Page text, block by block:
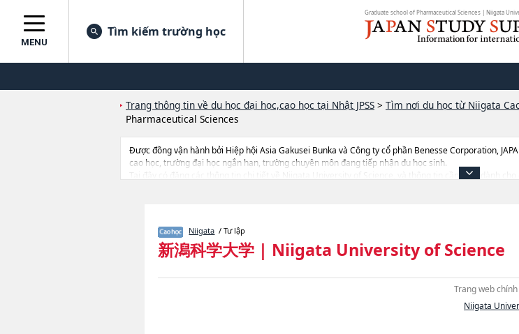
Graduate school of Pharmaceutical Sciences | Niigata
MENU
Tìm kiếm trường học
Trang thông tin về du học đại học,cao học tại Nhật JPSS > Tìm nơi du học từ Niigata
Pharmaceutical Sciences
Được đồng vận hành bởi Hiệp hội Asia Gakusei Bunka và Công ty cổ phần Benesse Corporation,
cao học, trường đại học ngắn hạn, trường chuyên môn đang tiếp nhận du học sinh.
Tại đây có đăng các thông tin chi tiết về Niigata University of Science, và thông tin cần thiết dành
Niigata / Tư lập
新潟科学大学 | Niigata University of Science
Trang web
Niigata